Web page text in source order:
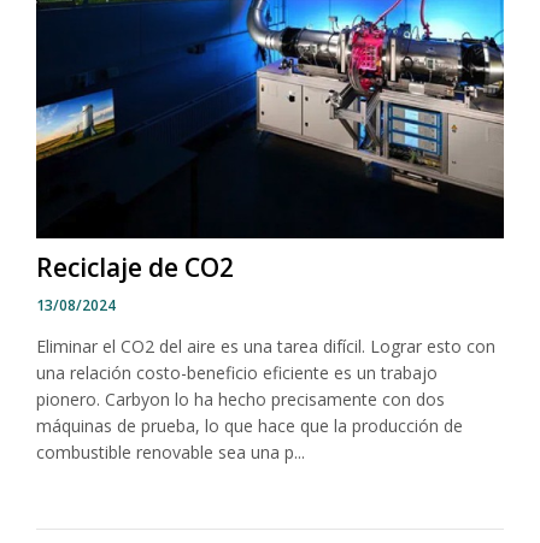
Reciclaje de CO2
13/08/2024
Eliminar el CO2 del aire es una tarea difícil. Lograr esto con
una relación costo-beneficio eficiente es un trabajo
pionero. Carbyon lo ha hecho precisamente con dos
máquinas de prueba, lo que hace que la producción de
combustible renovable sea una p...